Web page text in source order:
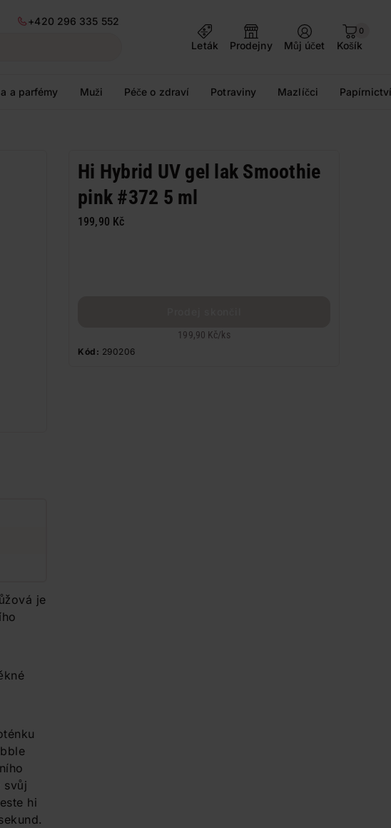
+420 296 335 552
Leták
Prodejny Můj účet
0
Košík
a parfémy Muži Péče o zdraví Potraviny Mazlíčci
je
svůj
hi
Hi Hybrid UV gel lak Smoothie
pink #372 5 ml
199,90 Kč
199,90 Kč/ks
Kód: 290206